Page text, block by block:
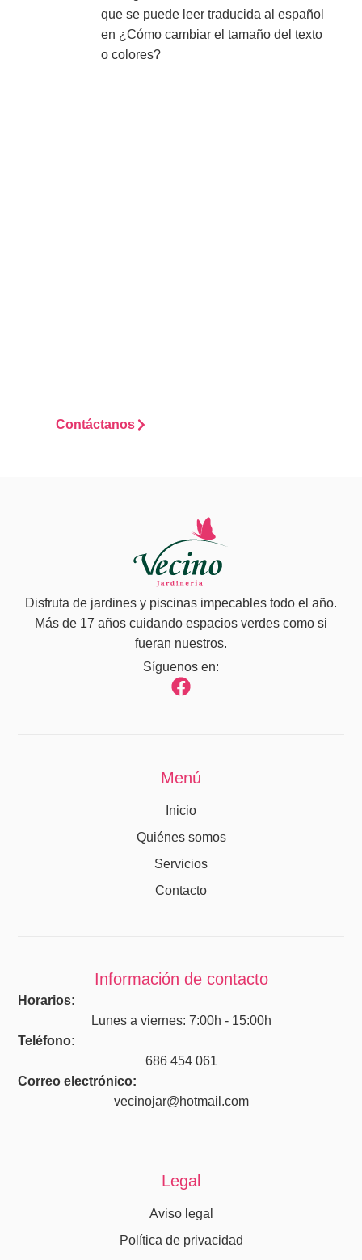
que se puede leer traducida al español
en ¿Cómo cambiar el tamaño del texto
o colores?
Contáctanos
Disfruta de jardines y piscinas impecables todo el año.
Más de 17 años cuidando espacios verdes como si
fueran nuestros.
Síguenos en:
Menú
Inicio
Quiénes somos
Servicios
Contacto
Información de contacto
Horarios:
Lunes a viernes: 7:00h - 15:00h
Teléfono:
686 454 061
Correo electrónico:
vecinojar@hotmail.com
Legal
Aviso legal
Política de privacidad